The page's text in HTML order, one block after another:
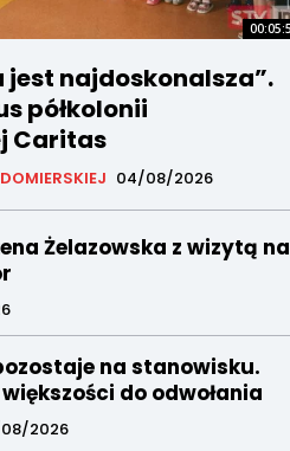
jest najdoskonalsza”.
półkolonii
Caritas
04/08/2026
Żelazowska z wizytą na
na stanowisku.
do odwołania
2026